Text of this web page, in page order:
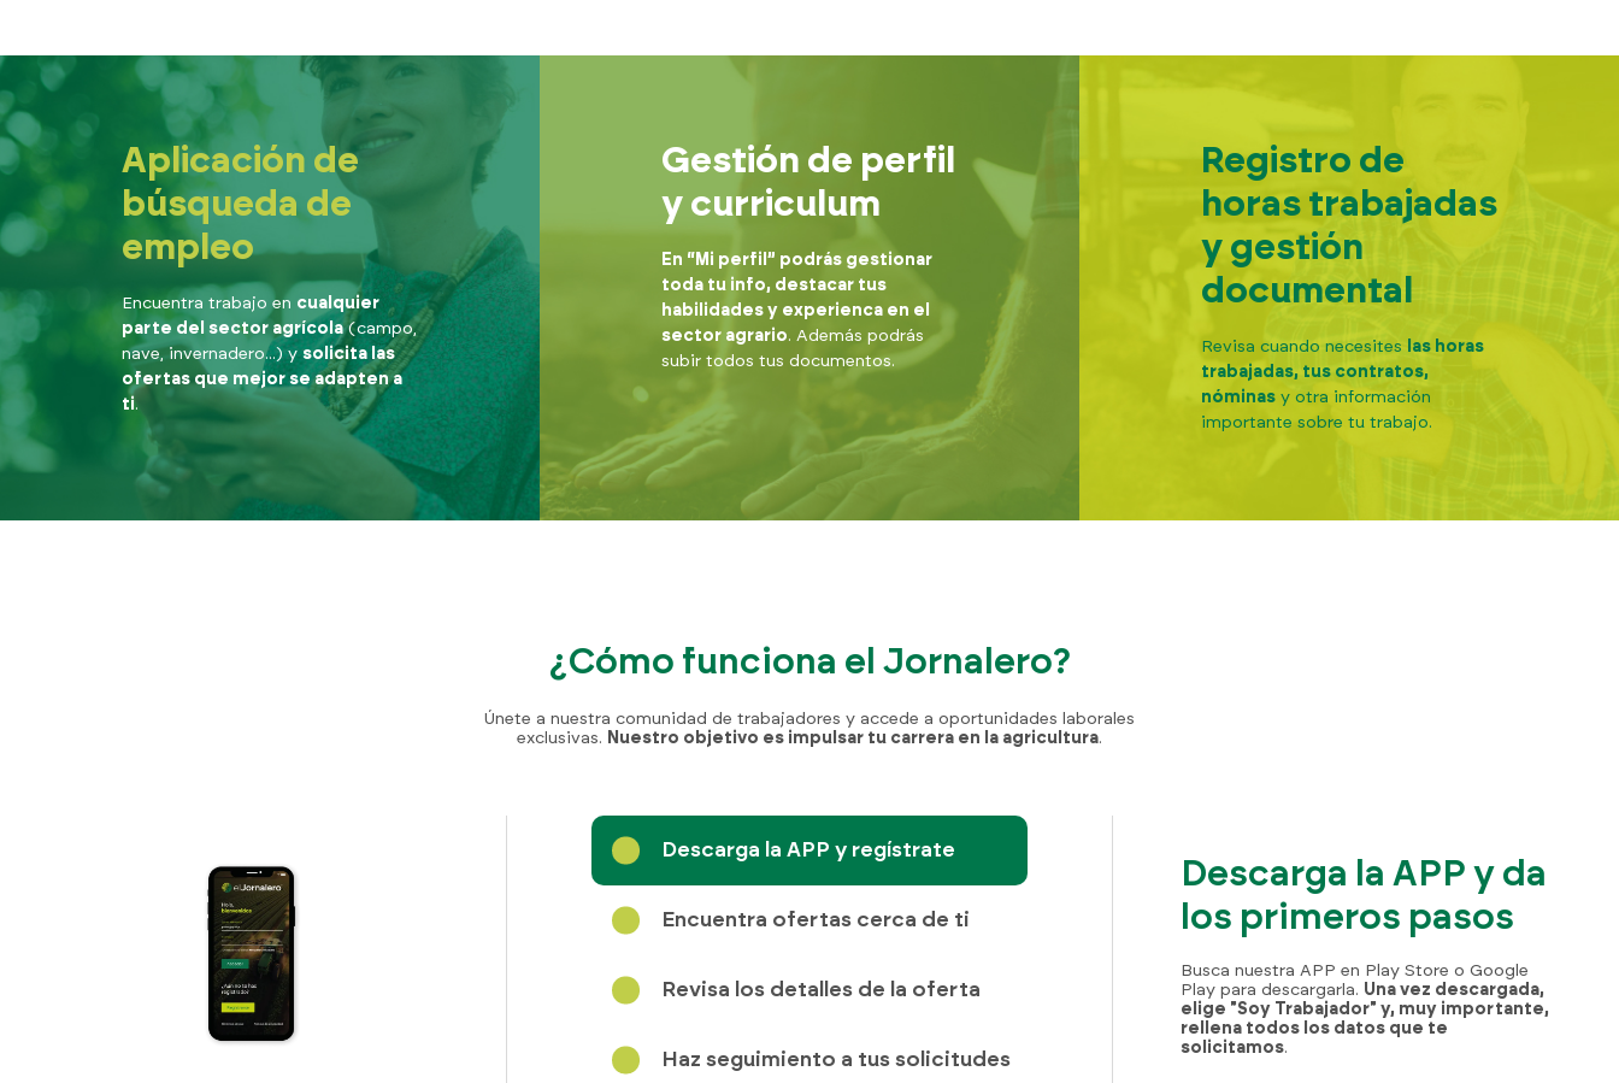
ES
Aplicación de
búsqueda de
empleo
Encuentra trabajo en cualquier
parte del sector agrícola(campo,
nave, invernadero...) y solicita las
ofertas que mejor se adapten a
ti.
Gestión de perfil
y curriculum
En “Mi perfil” podrás gestionar
toda tu info, destacar tus
habilidades y experienca en el
sector agrario. Además podrás
subir todos tus documentos.
Registro de
horas trabajadas
y gestión
documental
Revisa cuando necesites
las horas
trabajadas, tus contratos,
nóminasy otra información
importante sobre tu trabajo.
¿Cómo funciona el Jornalero?
Únete a nuestra comunidad de trabajadores y accede a oportunidades laborales
exclusivas. Nuestro objetivo es impulsar tu carrera en la agricultura.
Descarga la APP y regístrate
Encuentra ofertas cerca de ti
Revisa los detalles de la oferta
Haz seguimiento a tus solicitudes
Descarga la APP y da
los primeros pasos
Busca nuestra APP en Play Store o Google
Play para descargarla. Una vez descargada,
elige "Soy Trabajador" y, muy importante,
rellena todos los datos que te
solicitamos.